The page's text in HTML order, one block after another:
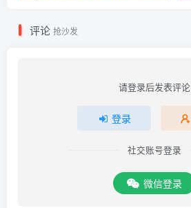
评论 抢沙发
请登录后发表评论
登录
社交账号登录
微信登录